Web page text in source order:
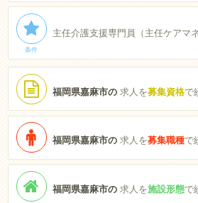
条件
主任介護支援専門員（主任ケアマ
福岡県嘉麻市の求人を募集資格で
福岡県嘉麻市の求人を募集職種で
福岡県嘉麻市の求人を施設形態で